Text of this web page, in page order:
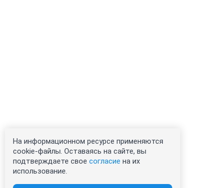
На информационном ресурсе применяются
cookie-файлы. Оставаясь на сайте, вы
подтверждаете свое согласие на их
использование.